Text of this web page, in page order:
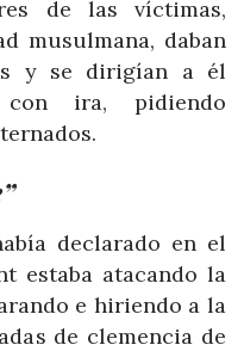
de las víctimas,
musulmana, daban
y se dirigían a él
con ira, pidiendo
declarado en el
estaba atacando la
e hiriendo a la
de clemencia de